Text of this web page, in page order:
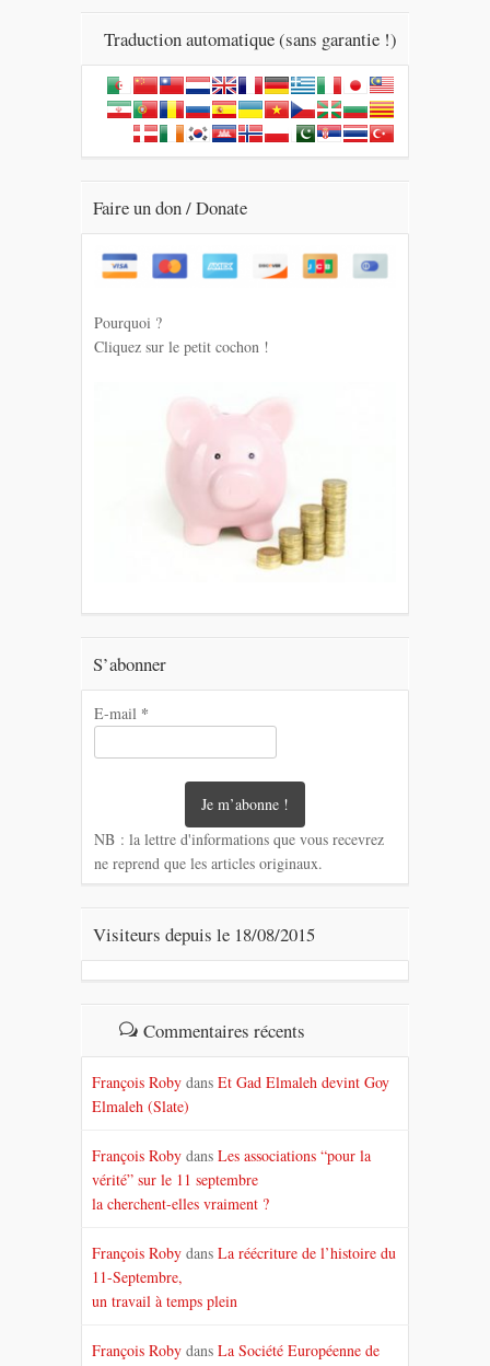
Traduction automatique (sans garantie !)
Faire un don / Donate
Pourquoi ?
Cliquez sur le petit cochon !
S’abonner
E-mail *
NB : la lettre d'informations que vous recevrez
ne reprend que les articles originaux.
Visiteurs depuis le 18/08/2015
Commentaires récents
François Roby dansEt Gad Elmaleh devint Goy
Elmaleh (Slate)
François Roby dansLes associations “pour la
vérité” sur le 11 septembre
la cherchent-elles vraiment ?
François Roby dansLa réécriture de l’histoire du
11-Septembre,
un travail à temps plein
François Roby dansLa Société Européenne de